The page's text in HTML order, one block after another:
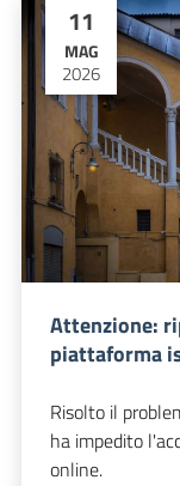
11
MAG
2026
Attenzione:
piattaforma
Risolto il
ha impedito
online.